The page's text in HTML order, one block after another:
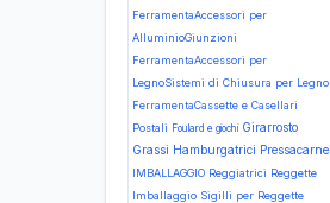
FerramentaAccessori per
AlluminioGiunzioni
FerramentaAccessori per
LegnoSistemi di Chiusura per Legno
FerramentaCassette e Casellari
Postali Foulard e giochi Girarrosto
Grassi Hamburgatrici Pressacarne
IMBALLAGGIO Reggiatrici Reggette
Imballaggio Sigilli per Reggette